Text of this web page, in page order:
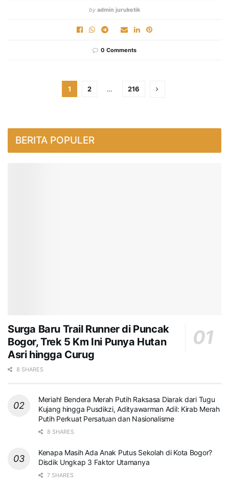
by admin juruketik
0 Comments
1 2 … 216
BERITA POPULER
Surga Baru Trail Runner di Puncak
Bogor, Trek 5 Km Ini Punya Hutan
Asri hingga Curug
8 SHARES
Meriah! Bendera Merah Putih Raksasa Diarak dari Tugu
Kujang hingga Pusdikzi, Adityawarman Adil: Kirab Merah
Putih Perkuat Persatuan dan Nasionalisme
8 SHARES
Kenapa Masih Ada Anak Putus Sekolah di Kota Bogor?
Disdik Ungkap 3 Faktor Utamanya
7 SHARES